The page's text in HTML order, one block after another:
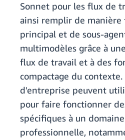
Sonnet pour les flux de
ainsi remplir de
principal et de sous-
multimodèles grâce à
flux de travail et à des
compactage du contexte.
d'entreprise peuvent
pour faire fonctionner
spécifiques à un
professionnelle,